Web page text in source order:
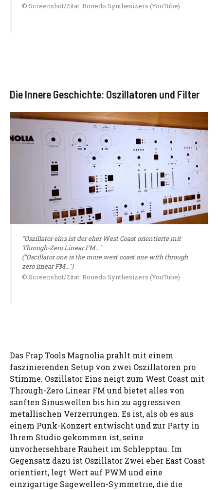
© Screenshot/Zitat: Bonedo Synthesizers (YouTube)
Die Innere Geschichte: Oszillatoren und Filter
"Oszillator eins ist der eher West Coast orientierte mit
Through-Zero Linear FM..."
("Oscillator one is the more west coast one with through
zero linear FM...")
© Screenshot/Zitat: Bonedo Synthesizers (YouTube)
Das Frap Tools Magnolia prahlt mit einem
faszinierenden Setup von zwei Oszillatoren pro
Stimme. Oszillator Eins neigt zum West Coast mit
Through-Zero Linear FM und bietet alles von
sanften Sinuswellen bis hin zu aggressiven
metallischen Verzerrungen. Es ist, als ob es aus
einem Punk-Konzert entwischt und zur Party in
Ihrem Studio gekommen ist, seine
unvorhersehbare Rauheit im Schlepptau. Im
Gegensatz dazu ist Oszillator Zwei eher East Coast
orientiert, legt Wert auf PWM und eine
einzigartige Sägewellen-Symmetrie, die die